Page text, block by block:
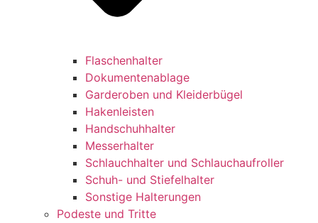
Flaschenhalter
Dokumentenablage
Garderoben und Kleiderbügel
Hakenleisten
Handschuhhalter
Messerhalter
Schlauchhalter und Schlauchaufroller
Schuh- und Stiefelhalter
Sonstige Halterungen
Podeste und Tritte